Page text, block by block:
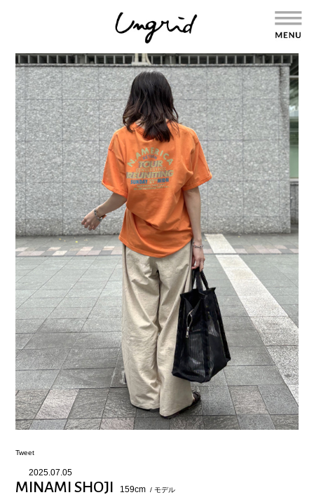
Tweet
2025.07.05
MINAMI SHOJI 159cm / モデル